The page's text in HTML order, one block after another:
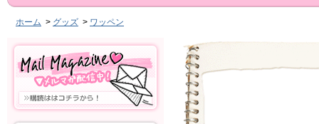
ホーム > グッズ > ワッペン